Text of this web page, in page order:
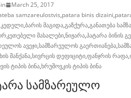
March 25, 2017
samzareulostvis,patara binis dizaini,
კედელი,ბარის მაგიდა,გაზქურა,განათება
მასალები,ნიჟარა,პატარა ბინის
ავეჯი,სამზარეულოს გაერთიანება,
მანქანა,სივრცის დეფიციტი,ფანჯრის რაფა,
ტიპის ბინა,ხრუშოვკის ტიპის ბინა
სამზარეულო